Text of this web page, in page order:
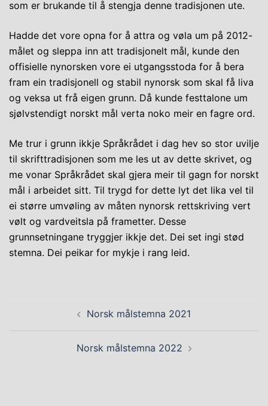
som er brukande til å stengja denne tradisjonen ute.
Hadde det vore opna for å attra og vøla um på 2012-
målet og sleppa inn att tradisjonelt mål, kunde den
offisielle nynorsken vore ei utgangsstoda for å bera
fram ein tradisjonell og stabil nynorsk som skal få liva
og veksa ut frå eigen grunn. Då kunde festtalone um
sjølvstendigt norskt mål verta noko meir en fagre ord.
Me trur i grunn ikkje Språkrådet i dag hev so stor uvilje
til skrifttradisjonen som me les ut av dette skrivet, og
me vonar Språkrådet skal gjera meir til gagn for norskt
mål i arbeidet sitt. Til trygd for dette lyt det lika vel til
ei større umvøling av måten nynorsk rettskriving vert
vølt og vardveitsla på frametter. Desse
grunnsetningane tryggjer ikkje det. Dei set ingi stød
stemna. Dei peikar for mykje i rang leid.
navigation Norsk målstemna 2021
Norsk målstemna 2022